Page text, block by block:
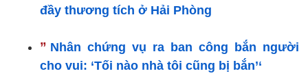
đầy thương tích ở Hải Phòng
” Nhân chứng vụ ra ban công bắn người
cho vui: ‘Tối nào nhà tôi cũng bị bắn’‘